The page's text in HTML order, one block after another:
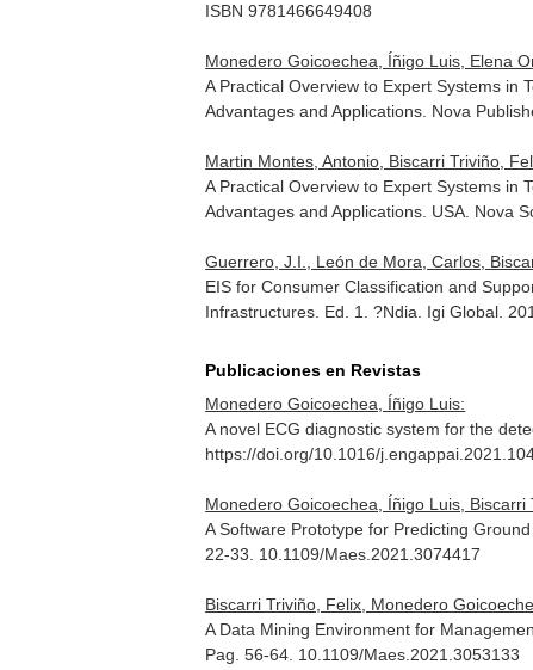
ISBN 9781466649408
Monedero Goicoechea, Íñigo Luis, Elena
A Practical Overview to Expert Systems in
Advantages and Applications . Nova
Martin Montes, Antonio, Biscarri Triviño,
A Practical Overview to Expert Systems in
Advantages and Applications . USA. Nova
Guerrero, J.I., León de Mora, Carlos,
EIS for Consumer Classification and
Infrastructures . Ed. 1. ?Ndia. Igi Global.
Publicaciones en Revistas
Monedero Goicoechea, Íñigo Luis:
A novel ECG diagnostic system for the
https://doi.org/10.1016/
Monedero Goicoechea, Íñigo Luis, Biscarri
A Software Prototype for Predicting
22-33. 10.1109/Maes.2021.3074417
Biscarri Triviño, Felix, Monedero
A Data Mining Environment for
Pag. 56-64. 10.1109/Maes.2021.3053133